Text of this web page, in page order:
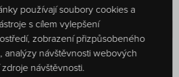
dá se tedy využít i skleněné sítko a
půvidní konvice. Kovové sítko je také
dírky, dobře filtruje sypané čaje.
používají soubory cookies a
s cílem vylepšení
zobrazení přizpůsobeného
analýzy návštěvnosti webových
návštěvnosti.